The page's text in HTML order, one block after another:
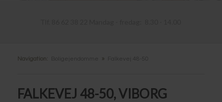
Navigation: »
FALKEVEJ 48-50, VIBORG